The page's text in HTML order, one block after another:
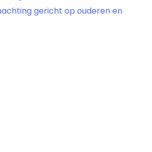
gericht op ouderen en